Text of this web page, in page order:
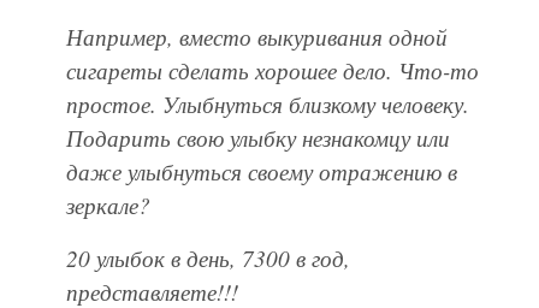
Например, вместо выкуривания одной
сигареты сделать хорошее дело. Что-то
простое. Улыбнуться близкому человеку.
Подарить свою улыбку незнакомцу или
даже улыбнуться своему отражению в
зеркале?
20 улыбок в день, 7300 в год,
представляете!!!